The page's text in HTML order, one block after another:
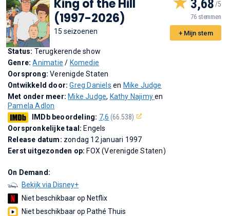
King of the Hill
(1997-2026)
15 seizoenen
3,68
76 stemmen
+ Mijn stem
Status: Terugkerende show
Genre:Animatie / Komedie
Oorsprong:Verenigde Staten
Ontwikkeld door:Greg Daniels en Mike Judge
Met onder meer: Mike Judge, Kathy Najimyen
Pamela Adlon
IMDb beoordeling: 7,6 (66.538)
Oorspronkelijke taal: Engels
Release datum: zondag 12 januari 1997
Eerst uitgezonden op: FOX (Verenigde Staten)
On Demand:
Bekijk via Disney+
Niet beschikbaar op Netflix
Niet beschikbaar op Pathé Thuis